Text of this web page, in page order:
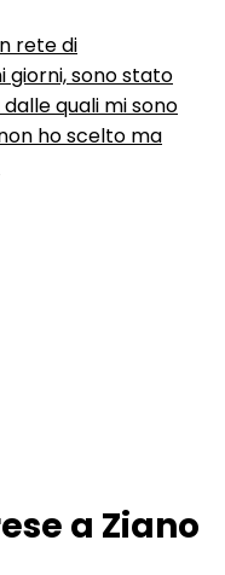
rete di
giorni, sono stato
quali mi sono
ho scelto ma
a Ziano